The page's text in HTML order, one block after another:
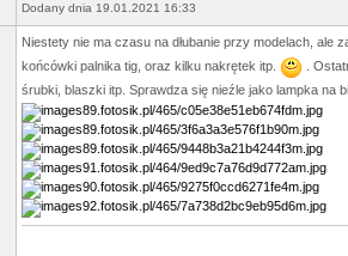
Dodany dnia 19.01.2021 16:33
Niestety nie ma czasu na dłubanie przy modelach, ale
końcówki palnika tig, oraz kilku nakrętek itp.
.
śrubki, blaszki itp. Sprawdza się nieźle jako lampka na